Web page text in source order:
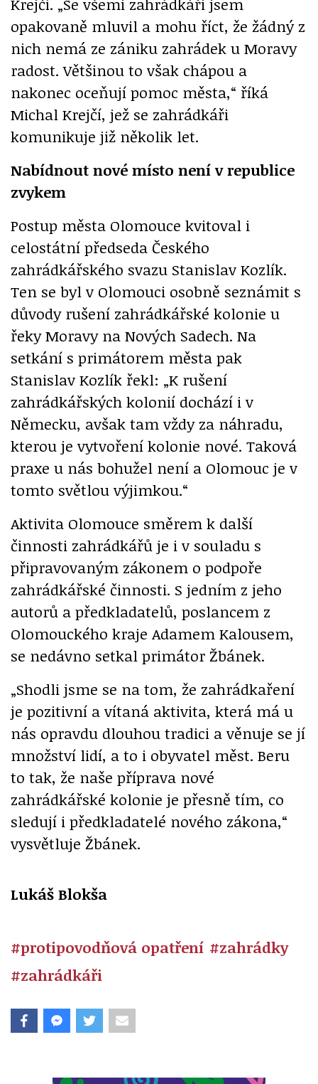
opakovaně mluvil a mohu říct, že žádný z
nich nemá ze zániku zahrádek u Moravy
radost. Většinou to však chápou a
nakonec oceňují pomoc města,“ říká
Michal Krejčí, jež se zahrádkáři
komunikuje již několik let.
Nabídnout nové místo není v republice
zvykem
Postup města Olomouce kvitoval i
celostátní předseda Českého
zahrádkářského svazu Stanislav Kozlík.
Ten se byl v Olomouci osobně seznámit s
důvody rušení zahrádkářské kolonie u
řeky Moravy na Nových Sadech. Na
setkání s primátorem města pak
Stanislav Kozlík řekl: „K rušení
zahrádkářských kolonií dochází i v
Německu, avšak tam vždy za náhradu,
kterou je vytvoření kolonie nové. Taková
praxe u nás bohužel není a Olomouc je v
tomto světlou výjimkou.“
Aktivita Olomouce směrem k další
činnosti zahrádkářů je i v souladu s
připravovaným zákonem o podpoře
zahrádkářské činnosti. S jedním z jeho
autorů a předkladatelů, poslancem z
Olomouckého kraje Adamem Kalousem,
se nedávno setkal primátor Žbánek.
„Shodli jsme se na tom, že zahrádkaření
je pozitivní a vítaná aktivita, která má u
nás opravdu dlouhou tradici a věnuje se jí
množství lidí, a to i obyvatel měst. Beru
to tak, že naše příprava nové
zahrádkářské kolonie je přesně tím, co
sledují i předkladatelé nového zákona,“
vysvětluje Žbánek.
Lukáš Blokša
#protipovodňová opatření #zahrádky
#zahrádkáři